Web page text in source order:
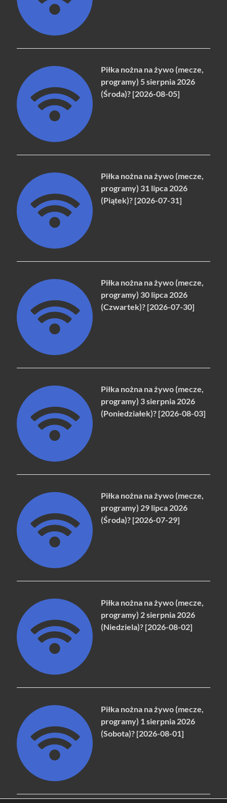
Piłka nożna na żywo (mecze,
programy) 5 sierpnia 2026
(Środa)? [2026-08-05]
Piłka nożna na żywo (mecze,
programy) 31 lipca 2026
(Piątek)? [2026-07-31]
Piłka nożna na żywo (mecze,
programy) 30 lipca 2026
(Czwartek)? [2026-07-30]
Piłka nożna na żywo (mecze,
programy) 3 sierpnia 2026
(Poniedziałek)? [2026-08-03]
Piłka nożna na żywo (mecze,
programy) 29 lipca 2026
(Środa)? [2026-07-29]
Piłka nożna na żywo (mecze,
programy) 2 sierpnia 2026
(Niedziela)? [2026-08-02]
Piłka nożna na żywo (mecze,
programy) 1 sierpnia 2026
(Sobota)? [2026-08-01]